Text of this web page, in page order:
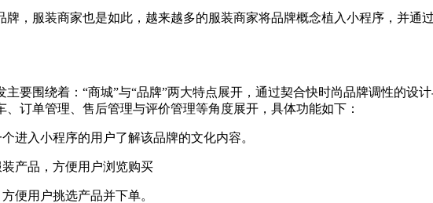
，服装商家也是如此，越来越多的服装商家将品牌概念植入小程序，并通
要围绕着：“商城”与“品牌”两大特点展开，通过契合快时尚品牌调性的设
订单管理、售后管理与评价管理等角度展开，具体功能如下：
进入小程序的用户了解该品牌的文化内容。
产品，方便用户浏览购买
便用户挑选产品并下单。